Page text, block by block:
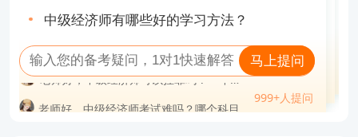
资料转载自互联网，均尽力标明作者和出处。本网站转载的目的在于
传递更多信息，并不意味着赞同其观点或证实其描述，本网站不对其
真实性负责。 如您认为本网站刊载作品涉及版权等问题，请与本网站
联系(邮箱fawu@gaodun.com，电话：021-31587497)，本网站核实
确认后会尽快予以处理。
查看完整报告
中级经济师有哪些好的学习方法？
马上提问
专业最简单？
999+人提问
收！
2023中级经济师经济基础大纲变化有哪些
马上提问
老师好，中级经济师挂证一年多少钱，怎
么操作？
老师好，中级经济师只刷题库可以考过
999+人提问
高级经济师非全日制大专能报考吗？
马上提问
老师好，2023年中级经济师买什么资料？
老师好，自学几个月能考中级经济师？
999+人提问
老师好，中级经济师考试难吗？哪个科目
专业最简单？
老师好，中级经济师通过率排名？真实考
试难度？
999+人提问